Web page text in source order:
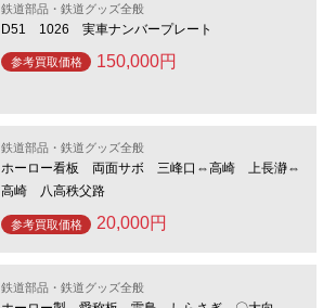
鉄道部品・鉄道グッズ全般
D51 1026 実車ナンバープレート
参考買取価格 150,000円
鉄道部品・鉄道グッズ全般
ホーロー看板 両面サボ 三峰口⇔高崎 上長瀞⇔
高崎 八高秩父路
参考買取価格 20,000円
鉄道部品・鉄道グッズ全般